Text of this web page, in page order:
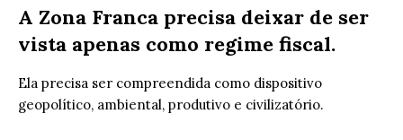
A Zona Franca precisa deixar de ser
vista apenas como regime fiscal.
Ela precisa ser compreendida como dispositivo
geopolítico, ambiental, produtivo e civilizatório.